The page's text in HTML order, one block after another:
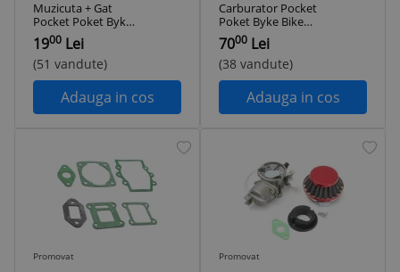
Muzicuta + Gat
Pocket Poket Byke
Bike Mini ATV
1900 Lei
(51 vandute)
Adauga in cos
Carburator Pocket
Poket Byke Bike
Mini ATV
7000 Lei
(38 vandute)
Adauga in cos
Promovat Promovat